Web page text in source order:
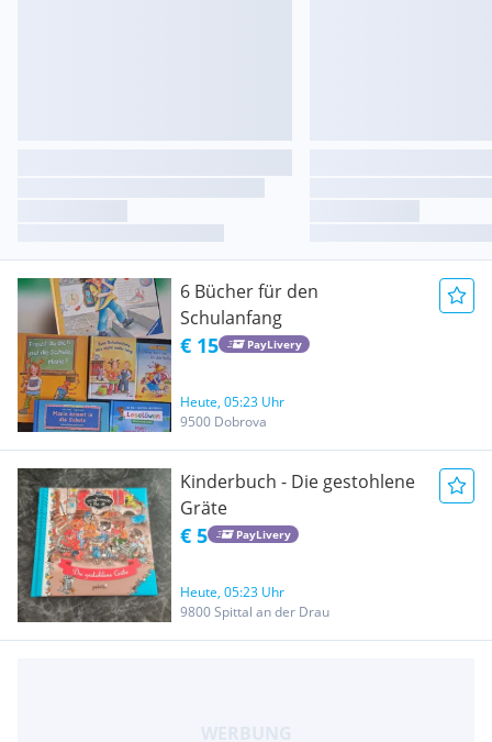
6 Bücher für den
Schulanfang
€ 15 PayLivery
Heute, 05:23 Uhr
9500 Dobrova
Kinderbuch - Die gestohlene
Gräte
€ 5 PayLivery
Heute, 05:23 Uhr
9800 Spittal an der Drau